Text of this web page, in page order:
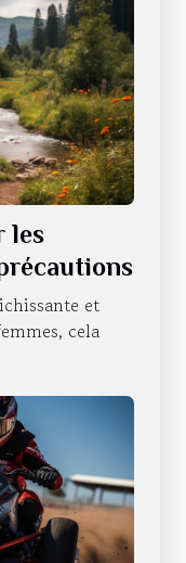
les
et
cela